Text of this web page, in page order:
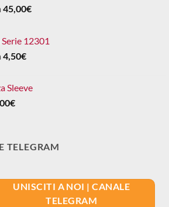
45,00€
12301
4,50€
Sleeve
€Il
25,00€.
TELEGRAM
UNISCITI A NOI | CANALE
TELEGRAM